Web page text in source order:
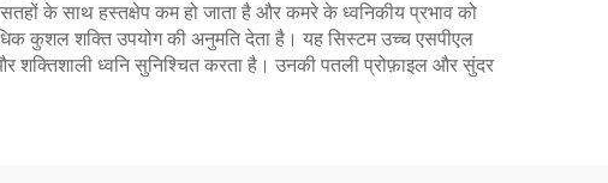
सतहों के साथ हस्तक्षेप कम हो जाता है और कमरे के ध्वनिकीय प्रभाव को
कुशल शक्ति उपयोग की अनुमति देता है। यह सिस्टम उच्च एसपीएल
शक्तिशाली ध्वनि सुनिश्चित करता है। उनकी पतली प्रोफ़ाइल और सुंदर